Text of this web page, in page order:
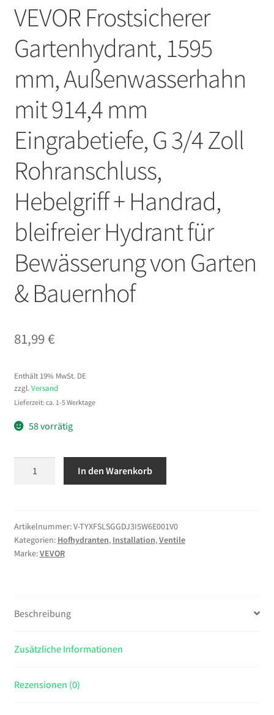
VEVOR Frostsicherer
Gartenhydrant, 1595
mm, Außenwasserhahn
mit 914,4 mm
Eingrabetiefe, G 3/4 Zoll
Rohranschluss,
Hebelgriff + Handrad,
bleifreier Hydrant für
Bewässerung von Garten
& Bauernhof
81,99€
Enthält 19% MwSt. DE
zzgl. Versand
Lieferzeit: ca. 1-5 Werktage
58 vorrätig
mm,
Außenwasserhahn
mit
G
Zoll
Hebelgriff
In den Warenkorb
Artikelnummer:V-TYXFSLSGGDJ3I5W6E001V0
Kategorien: Hofhydranten, Installation,Ventile
Marke:VEVOR
Beschreibung
Zusätzliche Informationen
Rezensionen (0)